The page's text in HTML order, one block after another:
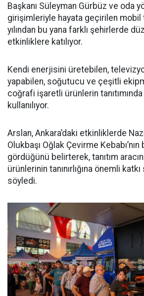
Başkanı Süleyman Gürbüz ve oda
girişimleriyle hayata geçirilen mobil
yılından bu yana farklı şehirlerde
etkinliklere katılıyor.
Kendi enerjisini üretebilen,
yapabilen, soğutucu ve çeşitli
coğrafi işaretli ürünlerin
kullanılıyor.
Arslan, Ankara’daki etkinliklerde
Olukbaşı Oğlak Çevirme
gördüğünü belirterek, tanıtım
ürünlerinin tanınırlığına önemli
söyledi.